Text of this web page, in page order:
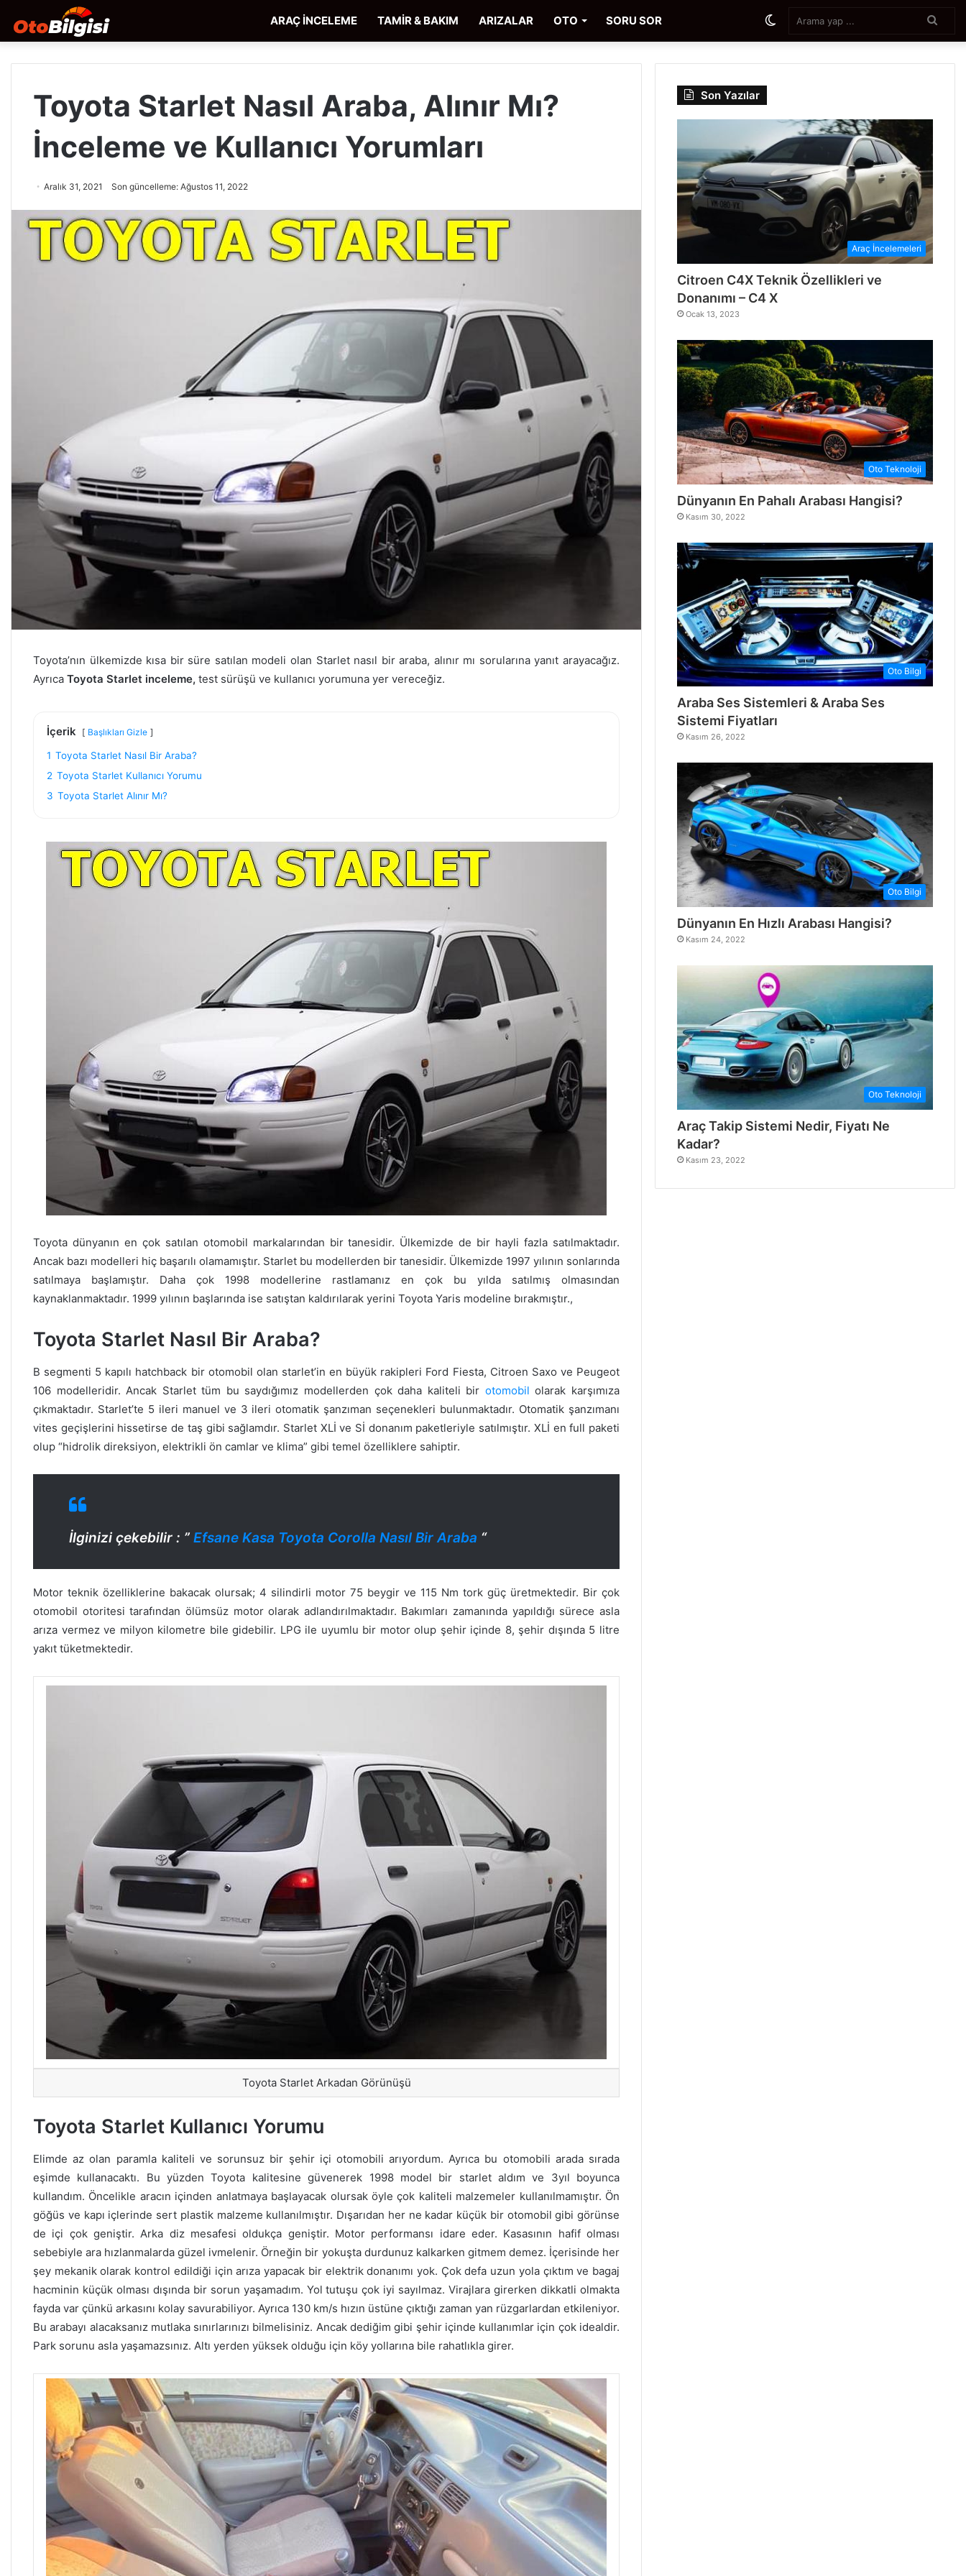
ARAÇ İNCELEME TAMİR & BAKIM ARIZALAR OTO SORU SOR
...
görünümü
Toyota Starlet Nasıl Araba, Alınır Mı?
İnceleme ve Kullanıcı Yorumları
Aralık 31, 2021 Son güncelleme: Ağustos 11, 2022
Toyota’nın ülkemizde kısa bir süre satılan modeli olan Starlet nasıl bir araba, alınır mı sorularına yanıt arayacağız.
Ayrıca Toyota Starlet inceleme, test sürüşü ve kullanıcı yorumuna yer vereceğiz.
İçerik Başlıkları Gizle
1 Toyota Starlet Nasıl Bir Araba?
2 Toyota Starlet Kullanıcı Yorumu
3 Toyota Starlet Alınır Mı?
Toyota dünyanın en çok satılan otomobil markalarından bir tanesidir. Ülkemizde de bir hayli fazla satılmaktadır.
Ancak bazı modelleri hiç başarılı olamamıştır. Starlet bu modellerden bir tanesidir. Ülkemizde 1997 yılının sonlarında
satılmaya başlamıştır. Daha çok 1998 modellerine rastlamanız en çok bu yılda satılmış olmasından
kaynaklanmaktadır. 1999 yılının başlarında ise satıştan kaldırılarak yerini Toyota Yaris modeline bırakmıştır.,
Toyota Starlet Nasıl Bir Araba?
B segmenti 5 kapılı hatchback bir otomobil olan starlet’in en büyük rakipleri Ford Fiesta, Citroen Saxo ve Peugeot
106 modelleridir. Ancak Starlet tüm bu saydığımız modellerden çok daha kaliteli bir otomobil olarak karşımıza
çıkmaktadır. Starlet’te 5 ileri manuel ve 3 ileri otomatik şanzıman seçenekleri bulunmaktadır. Otomatik şanzımanı
vites geçişlerini hissetirse de taş gibi sağlamdır. Starlet XLİ ve Sİ donanım paketleriyle satılmıştır. XLİ en full paketi
olup “hidrolik direksiyon, elektrikli ön camlar ve klima” gibi temel özelliklere sahiptir.
İlginizi çekebilir : ” Efsane Kasa Toyota Corolla Nasıl Bir Araba “
Motor teknik özelliklerine bakacak olursak; 4 silindirli motor 75 beygir ve 115 Nm tork güç üretmektedir. Bir çok
otomobil otoritesi tarafından ölümsüz motor olarak adlandırılmaktadır. Bakımları zamanında yapıldığı sürece asla
arıza vermez ve milyon kilometre bile gidebilir. LPG ile uyumlu bir motor olup şehir içinde 8, şehir dışında 5 litre
yakıt tüketmektedir.
Toyota Starlet Arkadan Görünüşü
Toyota Starlet Kullanıcı Yorumu
Elimde az olan paramla kaliteli ve sorunsuz bir şehir içi otomobili arıyordum. Ayrıca bu otomobili arada sırada
eşimde kullanacaktı. Bu yüzden Toyota kalitesine güvenerek 1998 model bir starlet aldım ve 3yıl boyunca
kullandım. Öncelikle aracın içinden anlatmaya başlayacak olursak öyle çok kaliteli malzemeler kullanılmamıştır. Ön
göğüs ve kapı içlerinde sert plastik malzeme kullanılmıştır. Dışarıdan her ne kadar küçük bir otomobil gibi görünse
de içi çok geniştir. Arka diz mesafesi oldukça geniştir. Motor performansı idare eder. Kasasının hafif olması
sebebiyle ara hızlanmalarda güzel ivmelenir. Örneğin bir yokuşta durdunuz kalkarken gitmem demez. İçerisinde her
şey mekanik olarak kontrol edildiği için arıza yapacak bir elektrik donanımı yok. Çok defa uzun yola çıktım ve bagaj
hacminin küçük olması dışında bir sorun yaşamadım. Yol tutuşu çok iyi sayılmaz. Virajlara girerken dikkatli olmakta
fayda var çünkü arkasını kolay savurabiliyor. Ayrıca 130 km/s hızın üstüne çıktığı zaman yan rüzgarlardan etkileniyor.
Bu arabayı alacaksanız mutlaka sınırlarınızı bilmelisiniz. Ancak dediğim gibi şehir içinde kullanımlar için çok idealdir.
Park sorunu asla yaşamazsınız. Altı yerden yüksek olduğu için köy yollarına bile rahatlıkla girer.
Son Yazılar
Araç İncelemeleri
Citroen C4X Teknik Özellikleri ve
Donanımı – C4 X
Ocak 13, 2023
Oto Teknoloji
Dünyanın En Pahalı Arabası Hangisi?
Kasım 30, 2022
Oto Bilgi
Araba Ses Sistemleri & Araba Ses
Sistemi Fiyatları
Kasım 26, 2022
Oto Bilgi
Dünyanın En Hızlı Arabası Hangisi?
Kasım 24, 2022
Oto Teknoloji
Araç Takip Sistemi Nedir, Fiyatı Ne
Kadar?
Kasım 23, 2022